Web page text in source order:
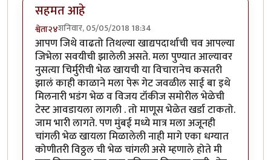
सहमत आहे
श्वेता२४शनिवार, 05/05/2018 18:34
आपण जिथे वाढतो तिथल्या खाद्यपदार्थाची चव आपल्या
जिभेला सवयीची झालेली असते. मला पुण्यात आल्यावर
नुसत्या चिर्मुरीची भेळ खायची या विचारानेच कसतरी
झालं काही काळाने मला पेरू गेट जवळील साई बा इथे
मिलनारी भडंग भेळ व विजय टॉकीज समोरील भेळेची
टेस्ट आवडायला लागली . तो माणूस भेळेत खर्डा टाकतो.
जाम भारी लागते. पण मुंबई मध्ये मात्र मला अजूनही
चांगली भेळ खायला मिळालेली नाही मागे एका धग्यात
कोणीतरी विठ्ठल ची भेळ चांगली असे म्हणाले होते मी